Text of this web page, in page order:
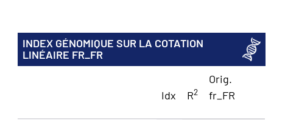
INDEX GÉNOMIQUE SUR LA COTATION
LINÉAIRE FR_FR
Idx R2
Orig.
fr_FR